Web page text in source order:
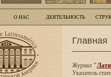
О НАС ДЕЯТЕЛЬНОСТЬ
Главная
Журнал"
Указатель